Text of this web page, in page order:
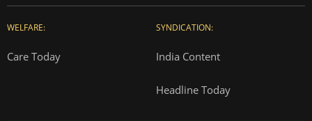
WELFARE:
Care Today
SYNDICATION:
India Content
Headline Today